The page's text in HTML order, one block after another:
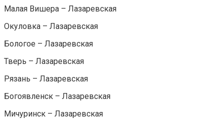
Малая Вишера – Лазаревская
Окуловка – Лазаревская
Бологое – Лазаревская
Тверь – Лазаревская
Рязань – Лазаревская
Богоявленск – Лазаревская
Мичуринск – Лазаревская